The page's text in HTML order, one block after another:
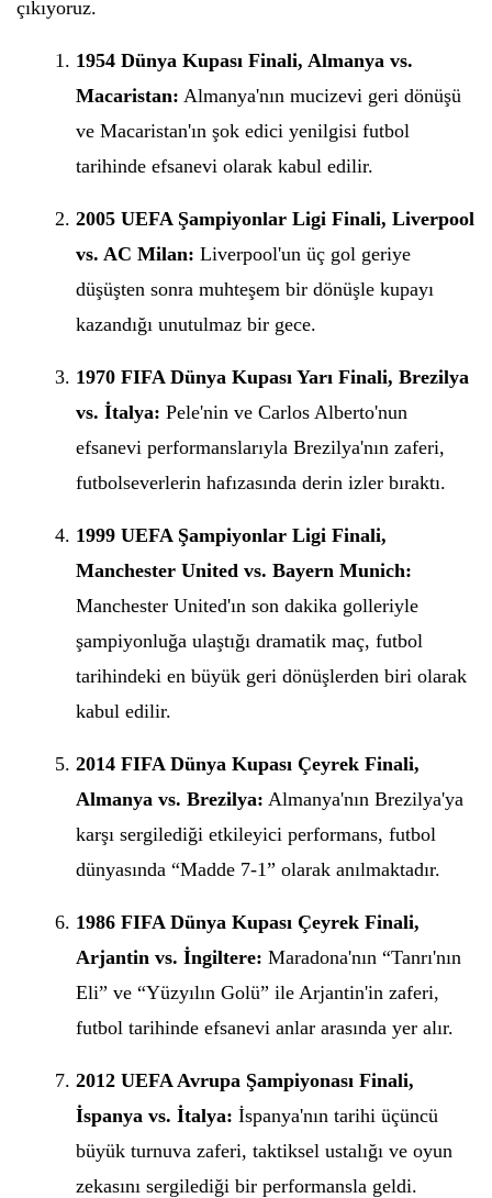
çıkıyoruz.
1954 Dünya Kupası Finali, Almanya vs.
Macaristan: Almanya'nın mucizevi geri dönüşü
ve Macaristan'ın şok edici yenilgisi futbol
tarihinde efsanevi olarak kabul edilir.
2005 UEFA Şampiyonlar Ligi Finali, Liverpool
vs. AC Milan: Liverpool'un üç gol geriye
düşüşten sonra muhteşem bir dönüşle kupayı
kazandığı unutulmaz bir gece.
1970 FIFA Dünya Kupası Yarı Finali, Brezilya
vs. İtalya: Pele'nin ve Carlos Alberto'nun
efsanevi performanslarıyla Brezilya'nın zaferi,
futbolseverlerin hafızasında derin izler bıraktı.
1999 UEFA Şampiyonlar Ligi Finali,
Manchester United vs. Bayern Munich:
Manchester United'ın son dakika golleriyle
şampiyonluğa ulaştığı dramatik maç, futbol
tarihindeki en büyük geri dönüşlerden biri olarak
kabul edilir.
2014 FIFA Dünya Kupası Çeyrek Finali,
Almanya vs. Brezilya: Almanya'nın Brezilya'ya
karşı sergilediği etkileyici performans, futbol
dünyasında “Madde 7-1” olarak anılmaktadır.
1986 FIFA Dünya Kupası Çeyrek Finali,
Arjantin vs. İngiltere: Maradona'nın “Tanrı'nın
Eli” ve “Yüzyılın Golü” ile Arjantin'in zaferi,
futbol tarihinde efsanevi anlar arasında yer alır.
2012 UEFA Avrupa Şampiyonası Finali,
İspanya vs. İtalya: İspanya'nın tarihi üçüncü
büyük turnuva zaferi, taktiksel ustalığı ve oyun
zekasını sergilediği bir performansla geldi.